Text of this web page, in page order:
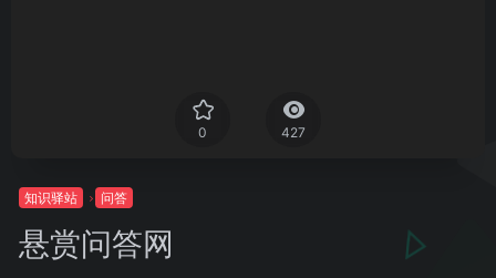
0 427
知识驿站 问答
悬赏问答网